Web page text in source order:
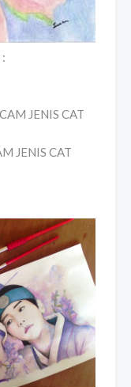
JENIS CAT